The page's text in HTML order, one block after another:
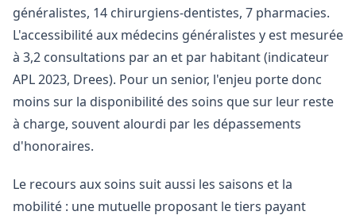
généralistes, 14 chirurgiens-dentistes, 7 pharmacies.
L'accessibilité aux médecins généralistes y est mesurée
à 3,2 consultations par an et par habitant (indicateur
APL 2023, Drees). Pour un senior, l'enjeu porte donc
moins sur la disponibilité des soins que sur leur reste
à charge, souvent alourdi par les dépassements
d'honoraires.
Le recours aux soins suit aussi les saisons et la
mobilité : une mutuelle proposant le tiers payant